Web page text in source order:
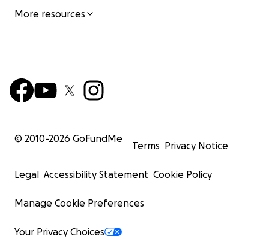
More resources
© 2010-2026 GoFundMe
Terms Privacy Notice
Legal Accessibility Statement Cookie Policy
Manage Cookie Preferences
Your Privacy Choices